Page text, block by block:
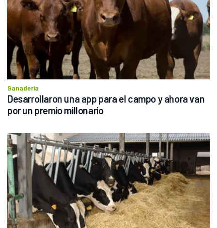
Ganadería
Desarrollaron una app para el campo y ahora van
por un premio millonario